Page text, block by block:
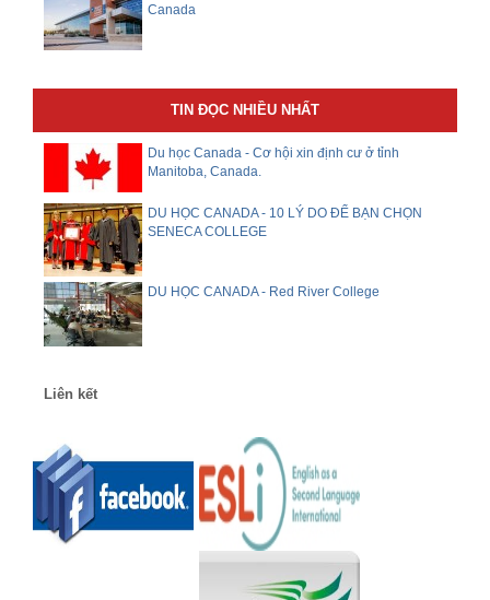
Canada
TIN ĐỌC NHIỀU NHẤT
Du học Canada - Cơ hội xin định cư ở tỉnh
Manitoba, Canada.
DU HỌC CANADA - 10 LÝ DO ĐỂ BẠN CHỌN
SENECA COLLEGE
DU HỌC CANADA - Red River College
Liên kết